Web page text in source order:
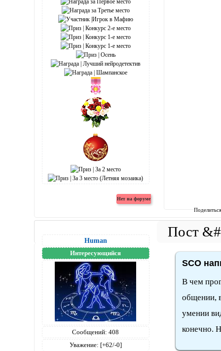
Human
Интересующийся
Сообщений: 408
Уважение: [+62/-0]
SCO
В чем
общении,
умении
конечно.